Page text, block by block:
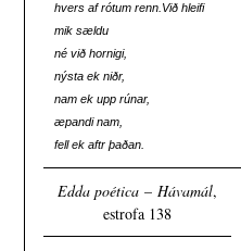
hvers af rótum renn. Við hleifi
mik sældu
né við hornigi,
nýsta ek niðr,
nam ek upp rúnar,
æpandi nam,
fell ek aftr þaðan.
Edda poética– Hávamál,
estrofa 138